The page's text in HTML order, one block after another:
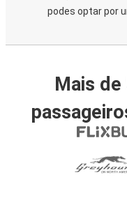
podes optar por
Mais